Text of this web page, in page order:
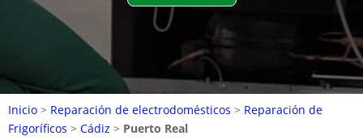
Inicio > Reparación de electrodomésticos > Reparación de
Frigoríficos > Cádiz > Puerto Real